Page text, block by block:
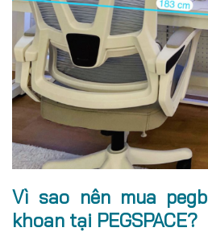
Vì sao nên mua
khoan tại PEGSPACE?